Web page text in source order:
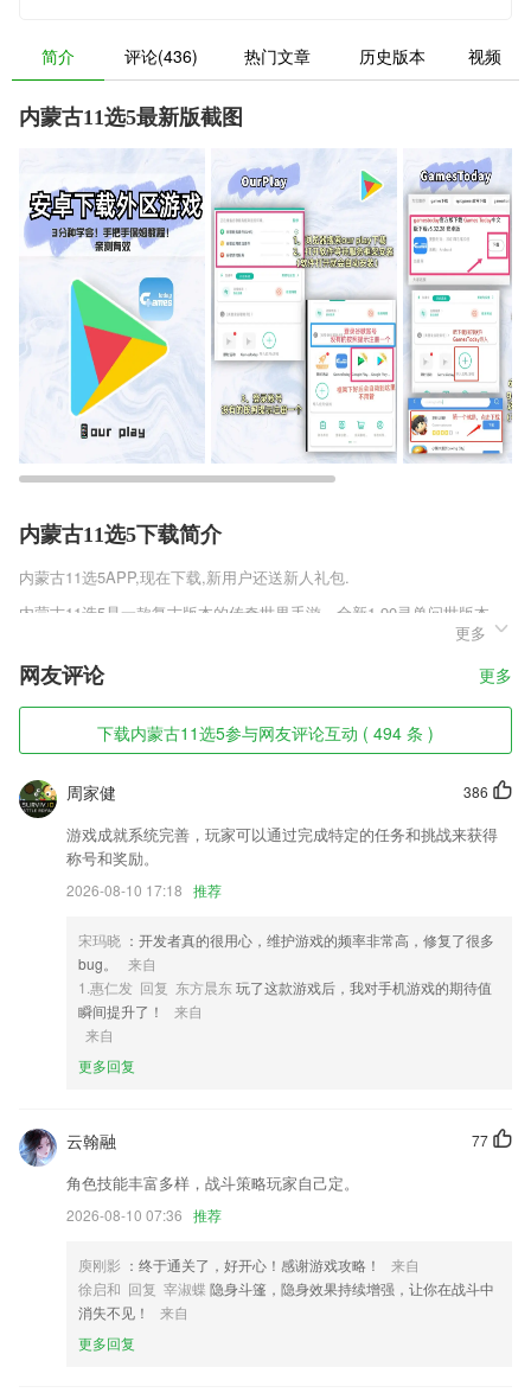
简介 评论(436) 热门文章 历史版本 视频
内蒙古11选5最新版截图
内蒙古11选5下载简介
内蒙古11选5APP,现在下载,新用户还送新人礼包.
内蒙古11选5是一款复古版本的传奇世界手游，全新1.90灵兽问世版本，
为玩家们呈现出超强的灵兽玩法，全面提升战斗的畅爽等级。元宝回收超
高爆率，适合打金激斗全程。在这传奇复古版的世界当中，感受无与伦比
的奇妙趣味吧。
内蒙古11选5软件特色
1,我的班级：方便查看班级与对应课程信息。
2,幸运星描红，让孩子喜欢上写字的感觉；
3,摆pose换造型选场景，快来给甜甜拍大片吧！甜甜相机同时支持自拍功
4,点击相关关键词匹配官方指引，再通过官方指引进行合理规划，形成专
5,教辅Plus：
6,【精神诊疗】
内蒙古11选5软件优势
1.233网校拥有丰富而全面的考试资源，APP涵盖建筑类、财会类、职业
2.各所高校的报录比，历年的分数线。随时随地的掌握院校的资讯，帮你
合理的填报志愿。
3.注重打造安全、单纯的观影环境,免除爸爸妈妈的后顾之忧
尽量避免学生落伍。
5.·快速高效的掌握考试答题技巧，轻松应对各种考试试题，提高考试通
更多
网友评论 更多
下载内蒙古11选5参与网友评论互动 ( 494 条 )
386
周家健
游戏成就系统完善，玩家可以通过完成特定的任务和挑战来获得
称号和奖励。
2026-08-10 17:18 推荐
宋玛晓 ：开发者真的很用心，维护游戏的频率非常高，修复了很多
bug。
来自
1.惠仁发 回复 东方晨东玩了这款游戏后，我对手机游戏的期待值
瞬间提升了！
来自
来自
更多回复
77
云翰融
角色技能丰富多样，战斗策略玩家自己定。
2026-08-10 07:36 推荐
庾刚影 ：终于通关了，好开心！感谢游戏攻略！
来自
徐启和 回复 宰淑蝶 隐身斗篷，隐身效果持续增强，让你在战斗中
消失不见！
来自
更多回复